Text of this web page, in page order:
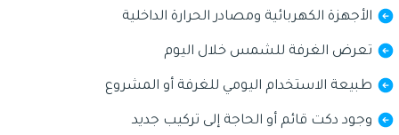
الأجهزة الكهربائية ومصادر الحرارة الداخلية
تعرض الغرفة للشمس خلال اليوم
طبيعة الاستخدام اليومي للغرفة أو المشروع
وجود دكت قائم أو الحاجة إلى تركيب جديد